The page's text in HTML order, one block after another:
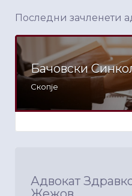
Последни зачленети
Бачовски
Скопје
Адвокат